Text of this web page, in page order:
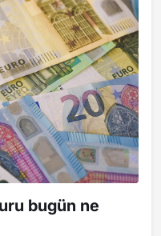
bugün ne